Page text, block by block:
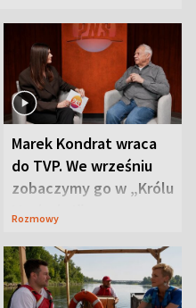
Marek Kondrat wraca
do TVP. We wrześniu
zobaczymy go w „Królu
Maciusiu I”
Rozmowy